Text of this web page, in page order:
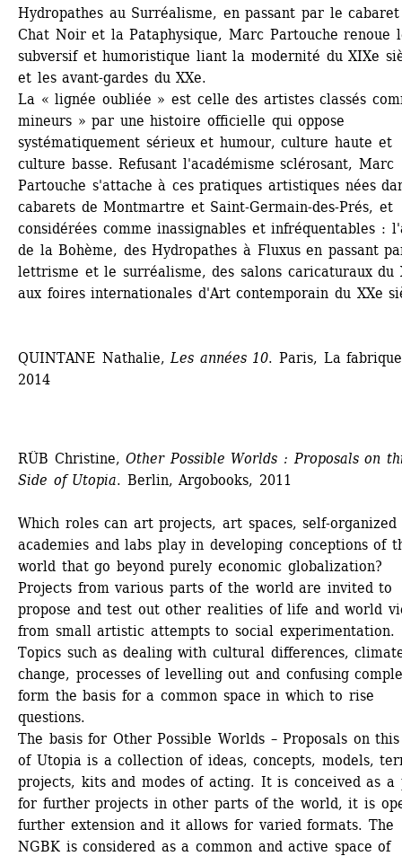
Hydropathes au Surréalisme, en passant par le
Chat Noir et la Pataphysique, Marc Partouche renoue
subversif et humoristique liant la modernité du XIXe
et les avant-gardes du XXe.
La « lignée oubliée » est celle des artistes classés
mineurs » par une histoire officielle qui oppose
systématiquement sérieux et humour, culture haute et
culture basse. Refusant l'académisme sclérosant, Marc
Partouche s'attache à ces pratiques artistiques nées
cabarets de Montmartre et Saint-Germain-des-Prés, et
considérées comme inassignables et infréquentables :
de la Bohème, des Hydropathes à Fluxus en passant
lettrisme et le surréalisme, des salons caricaturaux du
aux foires internationales d'Art contemporain du XXe
QUINTANE Nathalie, Les années 10. Paris, La
2014
RÜB Christine, Other Possible Worlds : Proposals on
Side of Utopia. Berlin, Argobooks, 2011
Which roles can art projects, art spaces, self-organized
academies and labs play in developing conceptions of
world that go beyond purely economic globalization?
Projects from various parts of the world are invited to
propose and test out other realities of life and world
from small artistic attempts to social experimentation.
Topics such as dealing with cultural differences,
change, processes of levelling out and confusing
form the basis for a common space in which to rise
questions.
The basis for Other Possible Worlds – Proposals on
of Utopia is a collection of ideas, concepts, models,
projects, kits and modes of acting. It is conceived as a
for further projects in other parts of the world, it is
further extension and it allows for varied formats. The
NGBK is considered as a common and active space of